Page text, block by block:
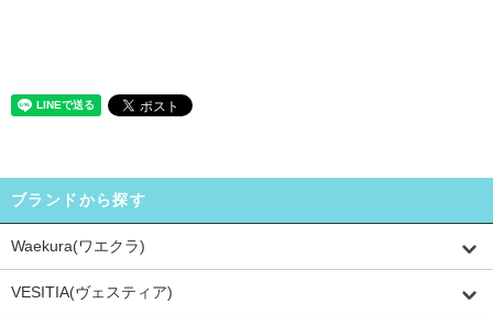
ブランドから探す
Waekura(ワエクラ)
VESITIA(ヴェスティア)